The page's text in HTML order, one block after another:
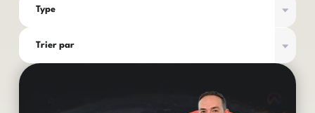
Type
Trier par